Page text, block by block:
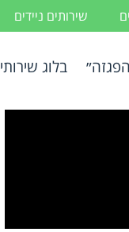
שירותים ניידים
בלוג